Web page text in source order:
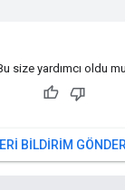
size yardımcı oldu
BILDIRIM